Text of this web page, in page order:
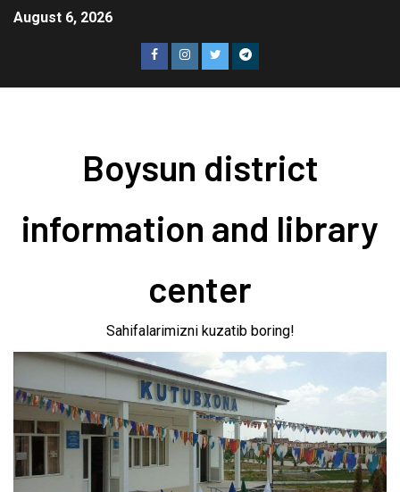
August 6, 2026
Boysun district
information and library
center
Sahifalarimizni kuzatib boring!